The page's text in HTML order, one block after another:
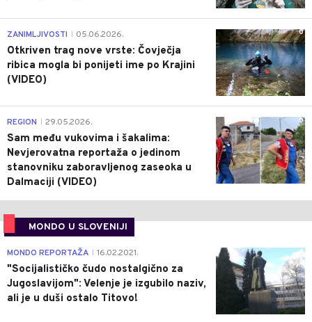
0
ZANIMLJIVOSTI 05.06.2026.
Otkriven trag nove vrste: Čovječja
ribica mogla bi ponijeti ime po Krajini
(VIDEO)
0
REGION 29.05.2026.
Sam među vukovima i šakalima:
Nevjerovatna reportaža o jedinom
stanovniku zaboravljenog zaseoka u
Dalmaciji (VIDEO)
MONDO U SLOVENIJI
4
MONDO REPORTAŽA 16.02.2021.
"Socijalističko čudo nostalgično za
Jugoslavijom": Velenje je izgubilo naziv,
ali je u duši ostalo Titovo!